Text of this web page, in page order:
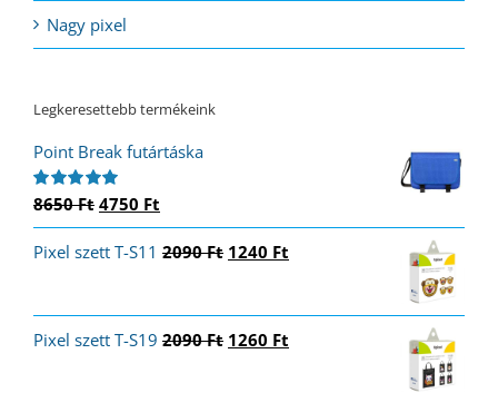
Nagy pixel
Legkeresettebb termékeink
Point Break futártáska
Értékelés:
8650Ft Original
price
was:
4750 Ft
price
is:
Pixel szett T-S11 2090Ft Original
1240 Ft
Pixel szett T-S19 2090Ft Original
1260 Ft